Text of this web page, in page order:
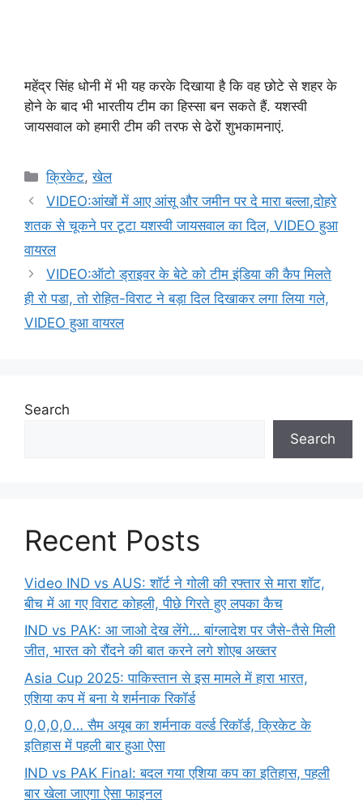
महेंद्र सिंह धोनी में भी यह करके दिखाया है कि वह छोटे से शहर के
होने के बाद भी भारतीय टीम का हिस्सा बन सकते हैं. यशस्वी
जायसवाल को हमारी टीम की तरफ से ढेरों शुभकामनाएं.
Categories
क्रिकेट,खेल
VIDEO:आंखों में आए आंसू और जमीन पर दे मारा बल्ला,दोहरे
शतक से चूकने पर टूटा यशस्वी जायसवाल का दिल, VIDEO हुआ
वायरल
VIDEO:ऑटो ड्राइवर के बेटे को टीम इंडिया की कैप मिलते
ही रो पडा, तो रोहित-विराट ने बड़ा दिल दिखाकर लगा लिया गले,
VIDEO हुआ वायरल
Search
Search
Recent Posts
Video IND vs AUS: शॉर्ट ने गोली की रफ्तार से मारा शॉट,
बीच में आ गए विराट कोहली, पीछे गिरते हुए लपका कैच
IND vs PAK: आ जाओ देख लेंगे… बांग्लादेश पर जैसे-तैसे मिली
जीत, भारत को रौंदने की बात करने लगे शोएब अख्तर
Asia Cup 2025: पाकिस्तान से इस मामले में हारा भारत,
एशिया कप में बना ये शर्मनाक रिकॉर्ड
0,0,0,0… सैम अयूब का शर्मनाक वर्ल्ड रिकॉर्ड, क्रिकेट के
इतिहास में पहली बार हुआ ऐसा
IND vs PAK Final: बदल गया एशिया कप का इतिहास, पहली
बार खेला जाएगा ऐसा फाइनल